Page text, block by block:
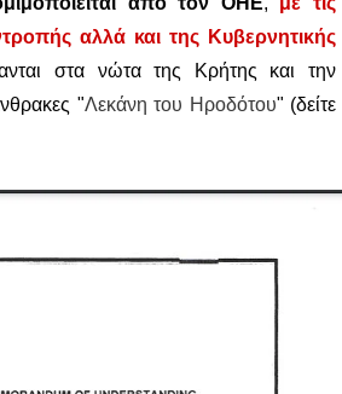
αλλά και της Κυβερνητικής
στα νώτα της Κρήτης και την
"Λεκάνη του Ηροδότου" (δείτε